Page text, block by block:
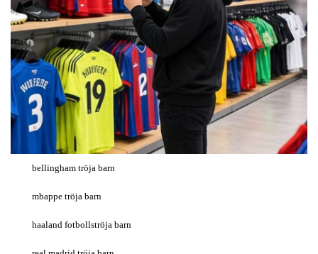
bellingham tröja barn
mbappe tröja barn
haaland fotbollströja barn